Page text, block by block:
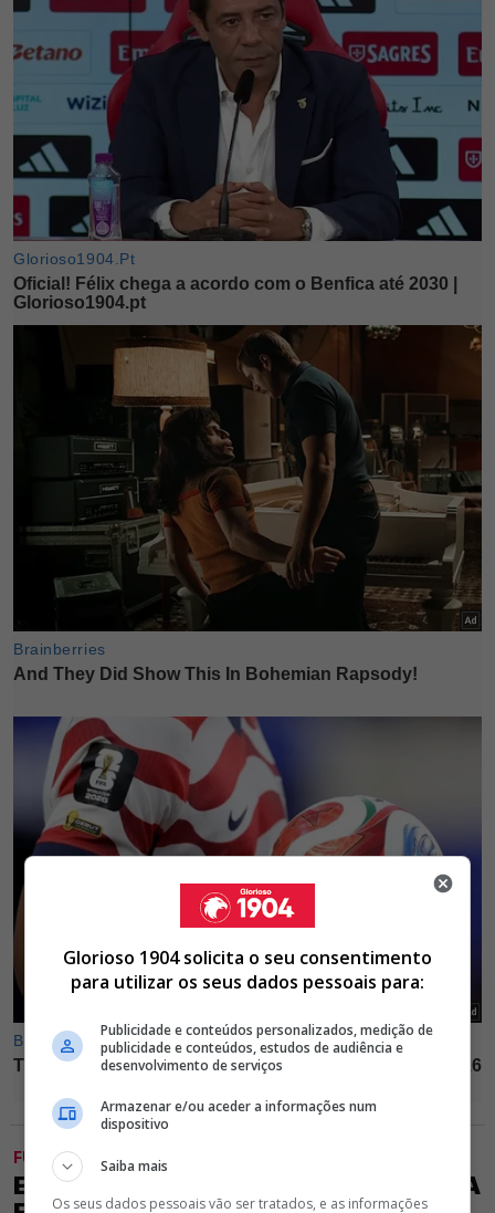
FUTEBOL
EXCLUSIVO GLORIOSO 1904 - BENFICA
Glorioso 1904 solicita o seu consentimento
para utilizar os seus dados pessoais para:
Publicidade e conteúdos personalizados, medição de
publicidade e conteúdos, estudos de audiência e
desenvolvimento de serviços
Armazenar e/ou aceder a informações num
dispositivo
Saiba mais
Os seus dados pessoais vão ser tratados, e as informações